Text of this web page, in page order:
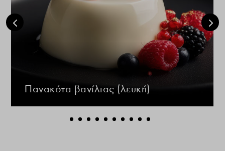
Πανακότα βανίλιας (λευκή)